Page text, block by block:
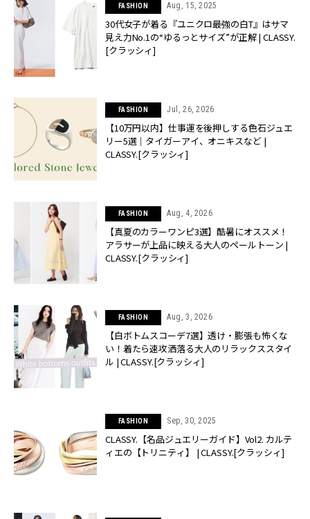
FASHION Aug, 15, 2025
30代女子が着る『ユニクロ最強の白T』はサマ
見え力No.1の“ゆるっとサイズ”が正解 | CLASSY.
[クラッシィ]
FASHION Jul, 26, 2026
【10万円以内】仕事運を後押しする色石ジュエ
リー5選｜タイガーアイ、オニキスなど |
CLASSY.[クラッシィ]
FASHION Aug, 4, 2026
【真夏のカラーワンピ3選】酷暑にオススメ！
アラサーが上品に映える大人のペールトーン |
CLASSY.[クラッシィ]
FASHION Aug, 3, 2026
【白ボトムスコーデ7選】透け・膨張も怖くな
い！着たら速攻洒落る大人のリラックススタイ
ル | CLASSY.[クラッシィ]
FASHION Sep, 30, 2025
CLASSY.【名品ジュエリーガイド】Vol2. カルテ
ィエの【トリニティ】 | CLASSY.[クラッシィ]